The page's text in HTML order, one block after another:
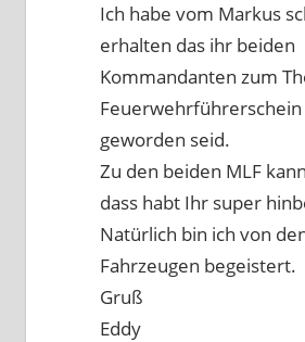
Ich habe vom Markus
erhalten das ihr beiden
Kommandanten zum
geworden seid.
Zu den beiden MLF
dass habt Ihr super
Natürlich bin ich von
Fahrzeugen begeistert.
Gruß
Eddy